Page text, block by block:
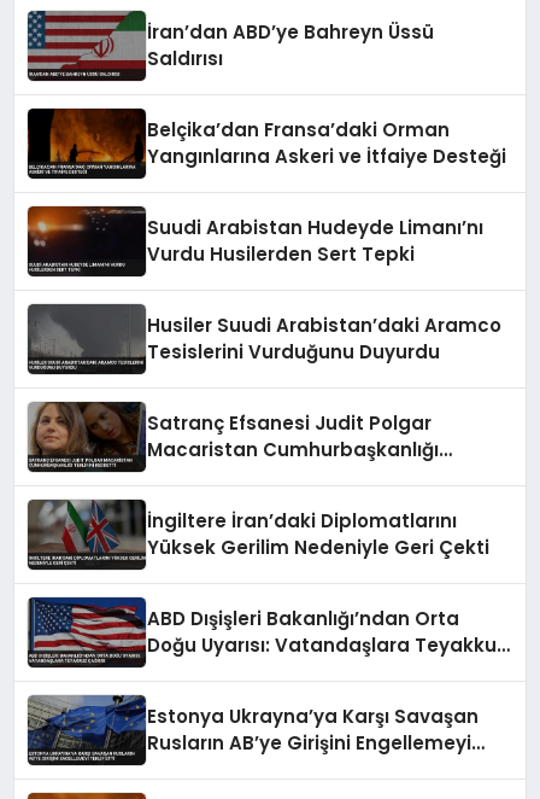
İran’dan ABD’ye Bahreyn Üssü
Saldırısı
Belçika’dan Fransa’daki Orman
Yangınlarına Askeri ve İtfaiye Desteği
Suudi Arabistan Hudeyde Limanı’nı
Vurdu Husilerden Sert Tepki
Husiler Suudi Arabistan’daki Aramco
Tesislerini Vurduğunu Duyurdu
Satranç Efsanesi Judit Polgar
Macaristan Cumhurbaşkanlığı
İngiltere İran’daki Diplomatlarını
Yüksek Gerilim Nedeniyle Geri Çekti
ABD Dışişleri Bakanlığı’ndan Orta
Doğu Uyarısı: Vatandaşlara Teyakkuz
Estonya Ukrayna’ya Karşı Savaşan
Rusların AB’ye Girişini Engellemeyi